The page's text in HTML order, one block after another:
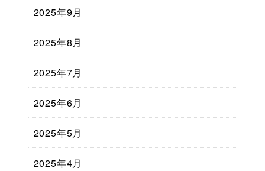
2025年9月
2025年8月
2025年7月
2025年6月
2025年5月
2025年4月